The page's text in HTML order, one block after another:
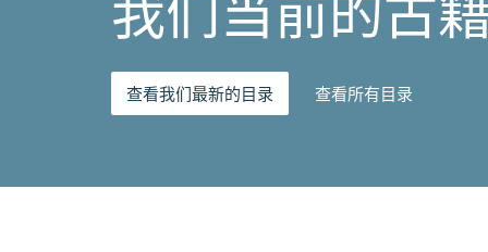
我们当前的古
查看我们最新的目录 查看所有目录